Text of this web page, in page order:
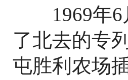
1969年6
了北去的专
屯胜利农场